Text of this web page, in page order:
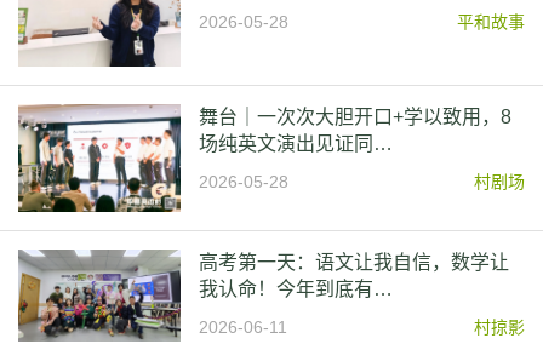
2026-05-28 平和故事
舞台｜一次次大胆开口+学以致用，8
场纯英文演出见证同…
2026-05-28 村剧场
高考第一天：语文让我自信，数学让
我认命！今年到底有…
2026-06-11 村掠影